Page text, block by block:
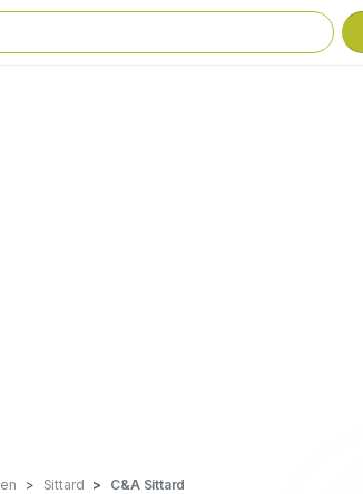
Sittard C&A Sittard